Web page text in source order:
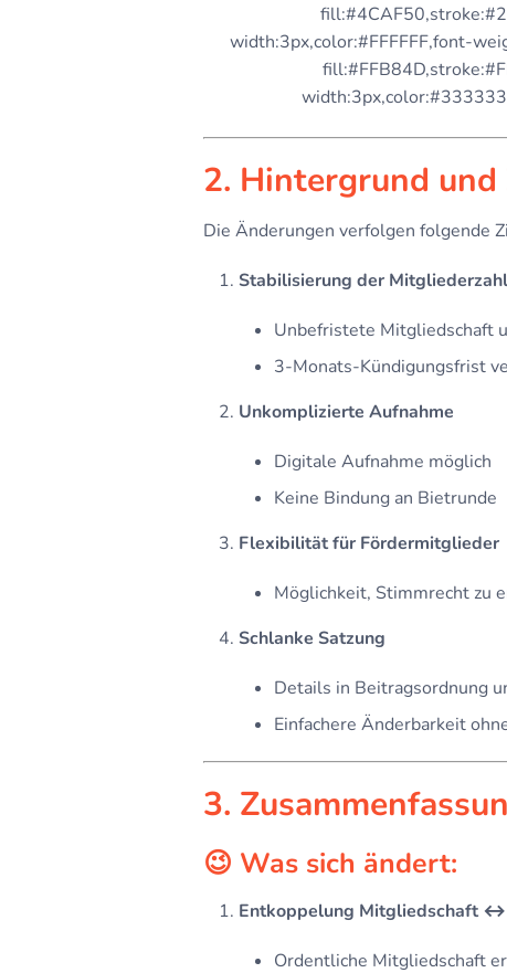
width:3px,color:#FFFFFF,font-
2. Hintergrund und
Die Änderungen verfolgen folgende
Stabilisierung der Mitgliederzahl
Unbefristete Mitgliedschaft
3-Monats-Kündigungsfrist
Unkomplizierte Aufnahme
Digitale Aufnahme möglich
Keine Bindung an Bietrunde
Flexibilität für Fördermitglieder
Möglichkeit, Stimmrecht zu
Schlanke Satzung
Details in Beitragsordnung
Einfachere Änderbarkeit
3.
😉 Was sich ändert:
Entkoppelung Mitgliedschaft
Ordentliche Mitgliedschaft